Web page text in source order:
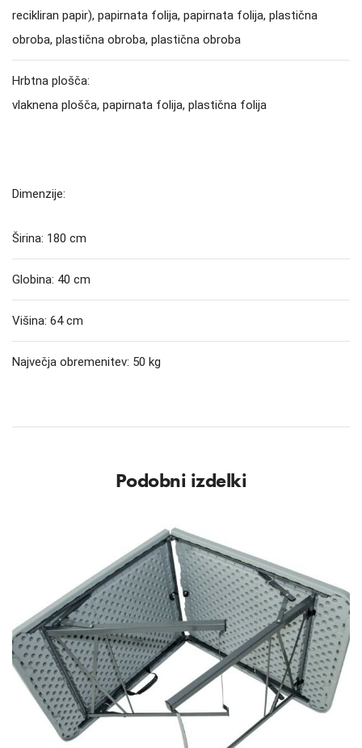
recikliran papir), papirnata folija, papirnata folija, plastična
obroba, plastična obroba, plastična obroba
Hrbtna plošča:
vlaknena plošča, papirnata folija, plastična folija
Dimenzije:
Širina: 180 cm
Globina: 40 cm
Višina: 64 cm
Največja obremenitev: 50 kg
Podobni izdelki